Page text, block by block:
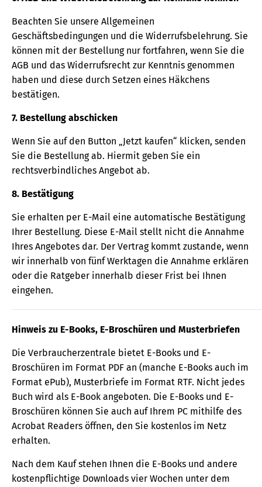
Beachten Sie unsere Allgemeinen
Geschäftsbedingungen und die Widerrufsbelehrung. Sie
können mit der Bestellung nur fortfahren, wenn Sie die
AGB und das Widerrufsrecht zur Kenntnis genommen
haben und diese durch Setzen eines Häkchens
bestätigen.
7. Bestellung abschicken
Wenn Sie auf den Button „Jetzt kaufen“ klicken, senden
Sie die Bestellung ab. Hiermit geben Sie ein
rechtsverbindliches Angebot ab.
8. Bestätigung
Sie erhalten per E-Mail eine automatische Bestätigung
Ihrer Bestellung. Diese E-Mail stellt nicht die Annahme
Ihres Angebotes dar. Der Vertrag kommt zustande, wenn
wir innerhalb von fünf Werktagen die Annahme erklären
oder die Ratgeber innerhalb dieser Frist bei Ihnen
eingehen.
Hinweis zu E-Books, E-Broschüren und Musterbriefen
Die Verbraucherzentrale bietet E-Books und E-
Broschüren im Format PDF an (manche E-Books auch im
Format ePub), Musterbriefe im Format RTF. Nicht jedes
Buch wird als E-Book angeboten. Die E-Books und E-
Broschüren können Sie auch auf Ihrem PC mithilfe des
Acrobat Readers öffnen, den Sie kostenlos im Netz
erhalten.
Nach dem Kauf stehen Ihnen die E-Books und andere
kostenpflichtige Downloads vier Wochen unter dem